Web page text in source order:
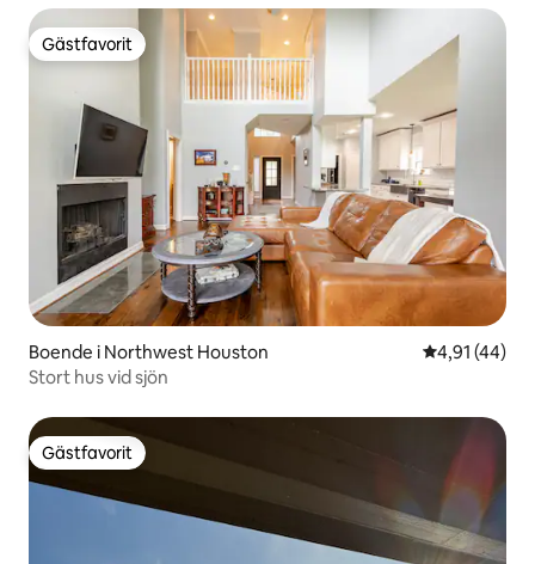
Gästfavorit
Gästfavorit
Boende i Northwest Houston 4,91 av 5 i
4,91 (44)
Stort hus vid sjön
Gästfavorit
Gästfavorit